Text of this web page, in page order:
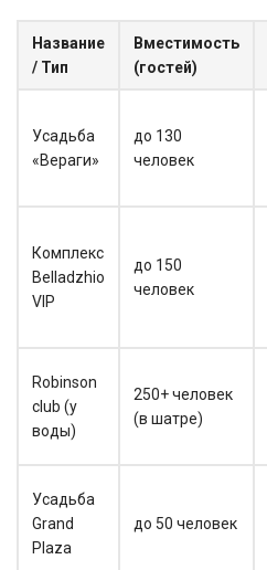
Название
/ Тип
Вместимость
(гостей)
Усадьба
«Вераги»
до 130
человек
Комплекс
Belladzhio
VIP
до 150
человек
Robinson
club (у
воды)
250+ человек
(в шатре)
Усадьба
Grand
Plaza
до 50 человек